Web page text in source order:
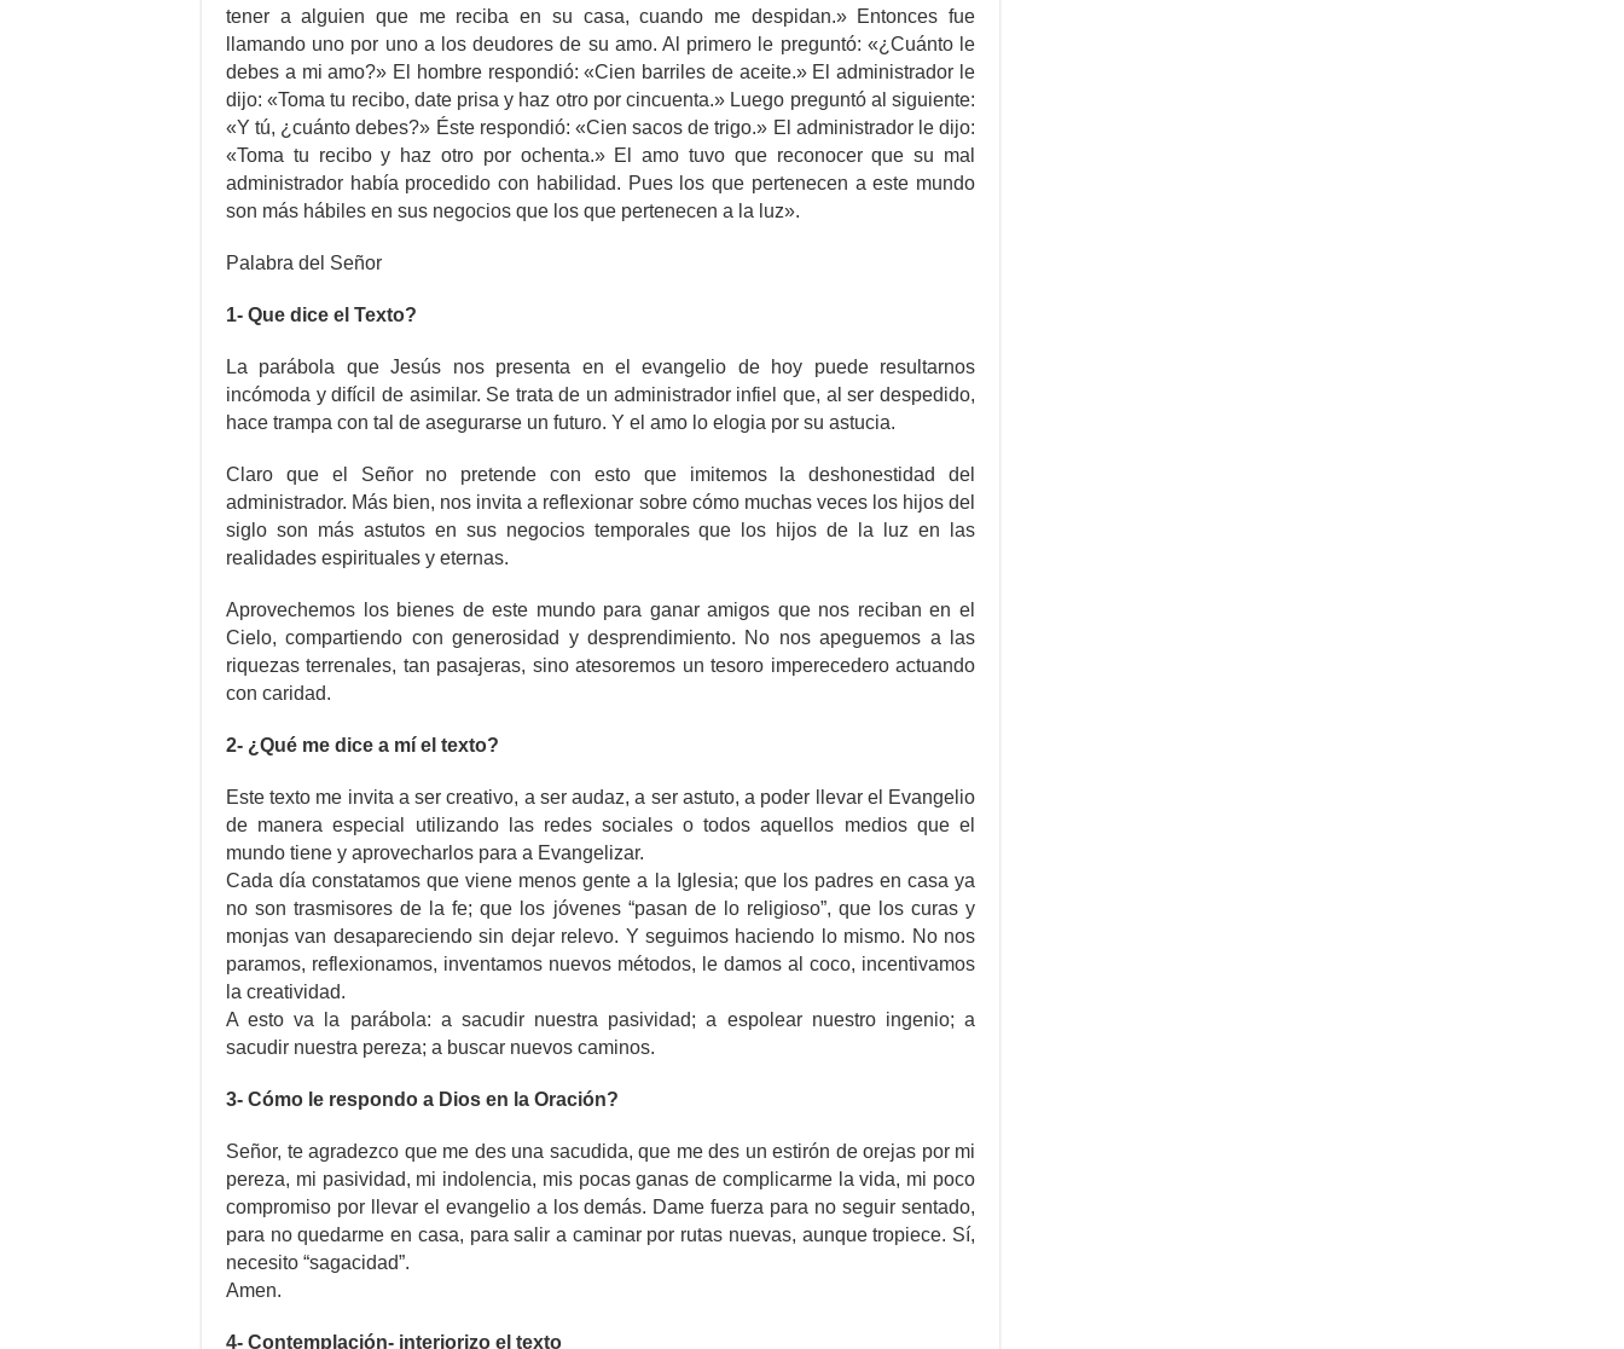
tener a alguien que me reciba en su casa, cuando me despidan.» Entonces fue
llamando uno por uno a los deudores de su amo. Al primero le preguntó: «¿Cuánto le
debes a mi amo?» El hombre respondió: «Cien barriles de aceite.» El administrador le
dijo: «Toma tu recibo, date prisa y haz otro por cincuenta.» Luego preguntó al siguiente:
«Y tú, ¿cuánto debes?» Éste respondió: «Cien sacos de trigo.» El administrador le dijo:
«Toma tu recibo y haz otro por ochenta.» El amo tuvo que reconocer que su mal
administrador había procedido con habilidad. Pues los que pertenecen a este mundo
son más hábiles en sus negocios que los que pertenecen a la luz».
Palabra del Señor
1- Que dice el Texto?
La parábola que Jesús nos presenta en el evangelio de hoy puede resultarnos
incómoda y difícil de asimilar. Se trata de un administrador infiel que, al ser despedido,
hace trampa con tal de asegurarse un futuro. Y el amo lo elogia por su astucia.
Claro que el Señor no pretende con esto que imitemos la deshonestidad del
administrador. Más bien, nos invita a reflexionar sobre cómo muchas veces los hijos del
siglo son más astutos en sus negocios temporales que los hijos de la luz en las
realidades espirituales y eternas.
Aprovechemos los bienes de este mundo para ganar amigos que nos reciban en el
Cielo, compartiendo con generosidad y desprendimiento. No nos apeguemos a las
riquezas terrenales, tan pasajeras, sino atesoremos un tesoro imperecedero actuando
con caridad.
2- ¿Qué me dice a mí el texto?
Este texto me invita a ser creativo, a ser audaz, a ser astuto, a poder llevar el Evangelio
de manera especial utilizando las redes sociales o todos aquellos medios que el
mundo tiene y aprovecharlos para a Evangelizar.
Cada día constatamos que viene menos gente a la Iglesia; que los padres en casa ya
no son trasmisores de la fe; que los jóvenes “pasan de lo religioso”, que los curas y
monjas van desapareciendo sin dejar relevo. Y seguimos haciendo lo mismo. No nos
paramos, reflexionamos, inventamos nuevos métodos, le damos al coco, incentivamos
la creatividad.
A esto va la parábola: a sacudir nuestra pasividad; a espolear nuestro ingenio; a
sacudir nuestra pereza; a buscar nuevos caminos.
3- Cómo le respondo a Dios en la Oración?
Señor, te agradezco que me des una sacudida, que me des un estirón de orejas por mi
pereza, mi pasividad, mi indolencia, mis pocas ganas de complicarme la vida, mi poco
compromiso por llevar el evangelio a los demás. Dame fuerza para no seguir sentado,
para no quedarme en casa, para salir a caminar por rutas nuevas, aunque tropiece. Sí,
necesito “sagacidad”.
Amen.
4- Contemplación- interiorizo el texto